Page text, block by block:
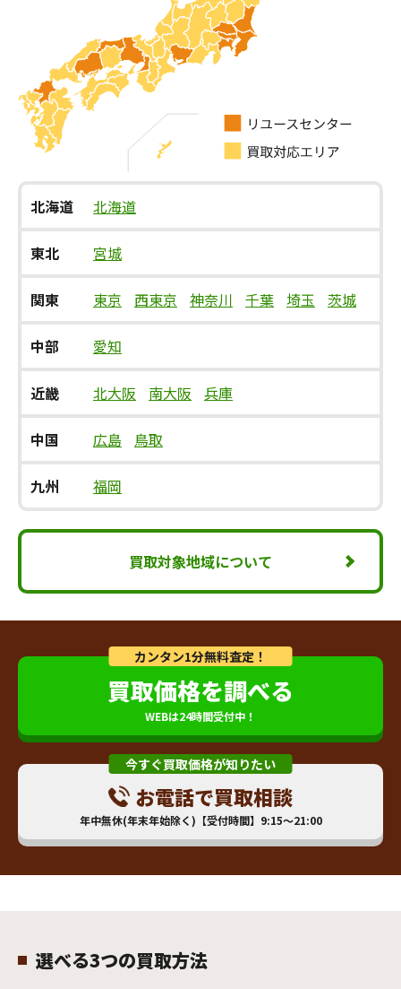
北海道 北海道
東北 宮城
関東 東京 西東京 神奈川 千葉 埼玉 茨城
中部 愛知
近畿 北大阪 南大阪 兵庫
中国 広島 鳥取
九州 福岡
買取対象地域について
カンタン1分無料査定！
買取価格を調べる
WEBは24時間受付中！
今すぐ買取価格が知りたい
お電話で買取相談
年中無休(年末年始除く)【受付時間】9:15～21:00
選べる3つの買取方法